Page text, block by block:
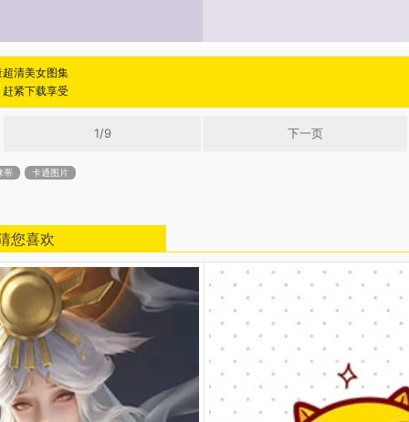
清美女图集
紧下载享受
1/9 下一页
蒂 卡通图片
您喜欢